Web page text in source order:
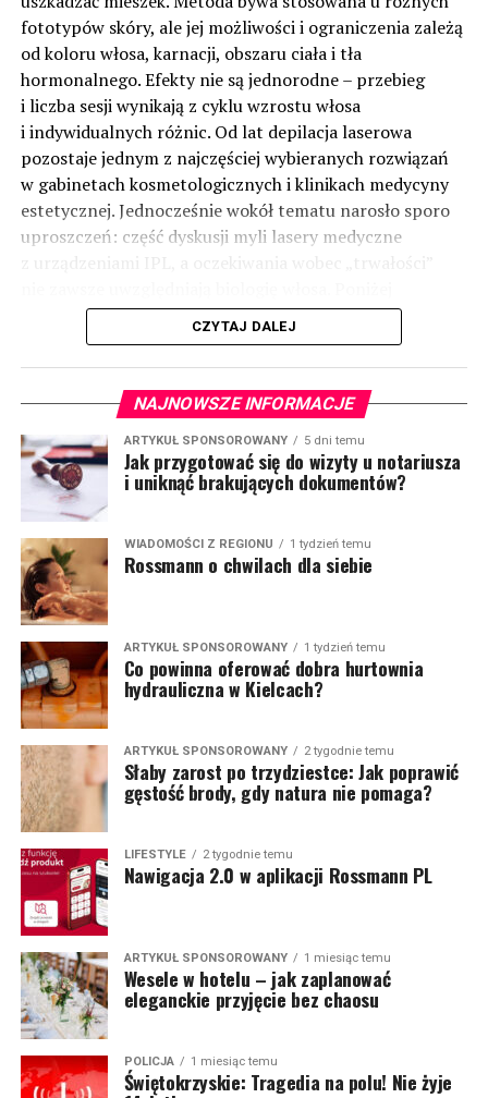
fototypów skóry, ale jej możliwości i ograniczenia zależą
od koloru włosa, karnacji, obszaru ciała i tła
hormonalnego. Efekty nie są jednorodne – przebieg
i liczba sesji wynikają z cyklu wzrostu włosa
i indywidualnych różnic. Od lat depilacja laserowa
pozostaje jednym z najczęściej wybieranych rozwiązań
w gabinetach kosmetologicznych i klinikach medycyny
estetycznej. Jednocześnie wokół tematu narosło sporo
uproszczeń: część dyskusji myli lasery medyczne
uporządkowano najważniejsze informacje: jak działa
technologia, kiedy ma uzasadnienie i o czym pamiętać
w praktyce.(więcej…)
CZYTAJ DALEJ
NAJNOWSZE INFORMACJE
ARTYKUŁ SPONSOROWANY 5 dni temu
Jak przygotować się do wizyty u notariusza
i uniknąć brakujących dokumentów?
WIADOMOŚCI Z REGIONU 1 tydzień temu
Rossmann o chwilach dla siebie
ARTYKUŁ SPONSOROWANY 1 tydzień temu
Co powinna oferować dobra hurtownia
hydrauliczna w Kielcach?
ARTYKUŁ SPONSOROWANY 2 tygodnie temu
Słaby zarost po trzydziestce: Jak poprawić
gęstość brody, gdy natura nie pomaga?
LIFESTYLE 2 tygodnie temu
Nawigacja 2.0 w aplikacji Rossmann PL
ARTYKUŁ SPONSOROWANY 1 miesiąc temu
Wesele w hotelu – jak zaplanować
eleganckie przyjęcie bez chaosu
POLICJA 1 miesiąc temu
Świętokrzyskie: Tragedia na polu! Nie żyje